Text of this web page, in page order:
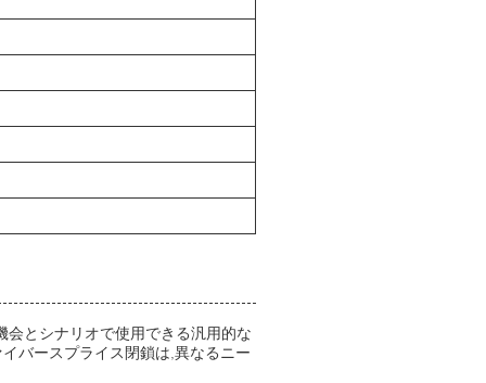
とシナリオで使用できる汎用的な
バースプライス閉鎖は,異なるニー